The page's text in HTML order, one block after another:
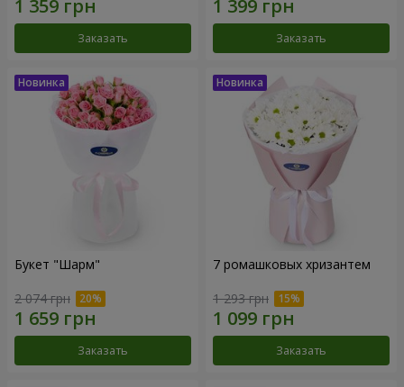
Заказать Заказать
Букет "Шарм"
2 074 грн
Заказать
7 ромашковых хризантем
1 293 грн
Заказать